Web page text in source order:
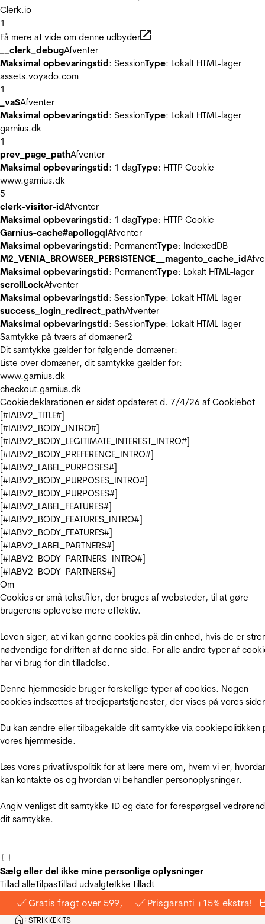
Clerk.io
1
Få mere at vide om denne udbyder
__clerk_debugAfventer
Maksimal opbevaringstid: SessionType: Lokalt HTML-lager
assets.voyado.com
1
_vaSAfventer
Maksimal opbevaringstid: SessionType: Lokalt HTML-lager
garnius.dk
1
prev_page_pathAfventer
Maksimal opbevaringstid: 1 dagType: HTTP Cookie
www.garnius.dk
5
clerk-visitor-idAfventer
Maksimal opbevaringstid: 1 dagType: HTTP Cookie
Garnius-cache#apollogqlAfventer
Maksimal opbevaringstid: PermanentType: IndexedDB
M2_VENIA_BROWSER_PERSISTENCE__magento_cache_id
Maksimal opbevaringstid: PermanentType: Lokalt HTML-lager
scrollLockAfventer
Maksimal opbevaringstid: SessionType: Lokalt HTML-lager
success_login_redirect_pathAfventer
Maksimal opbevaringstid: SessionType: Lokalt HTML-lager
Samtykke på tværs af domæner2
Dit samtykke gælder for følgende domæner:
Liste over domæner, dit samtykke gælder for:
www.garnius.dk
checkout.garnius.dk
Cookiedeklarationen er sidst opdateret d. 7/4/26 af Cookiebot
[#IABV2_TITLE#]
[#IABV2_BODY_INTRO#]
[#IABV2_BODY_LEGITIMATE_INTEREST_INTRO#]
[#IABV2_BODY_PREFERENCE_INTRO#]
[#IABV2_LABEL_PURPOSES#]
[#IABV2_BODY_PURPOSES_INTRO#]
[#IABV2_BODY_PURPOSES#]
[#IABV2_LABEL_FEATURES#]
[#IABV2_BODY_FEATURES_INTRO#]
[#IABV2_BODY_FEATURES#]
[#IABV2_LABEL_PARTNERS#]
[#IABV2_BODY_PARTNERS_INTRO#]
[#IABV2_BODY_PARTNERS#]
Om
Cookies er små tekstfiler, der bruges af websteder, til at gøre
brugerens oplevelse mere effektiv.
Loven siger, at vi kan genne cookies på din enhed, hvis de er
nødvendige for driften af denne side. For alle andre typer af
har vi brug for din tilladelse.
Denne hjemmeside bruger forskellige typer af cookies. Nogen
cookies indsættes af tredjepartstjenester, der vises på vores
Du kan ændre eller tilbagekalde dit samtykke via cookiepolitikken
vores hjemmeside.
Læs vores privatlivspolitik for at lære mere om, hvem vi er,
kan kontakte os og hvordan vi behandler personoplysninger.
Angiv venligst dit samtykke-ID og dato for forespørgsel
dit samtykke.
Sælg eller del ikke mine personlige oplysninger
Tillad alleTilpasTillad udvalgteIkke tilladt
Gratis fragt over 599,- Prisgaranti +15% ekstra!
Hjem
>STRIKKEKITS